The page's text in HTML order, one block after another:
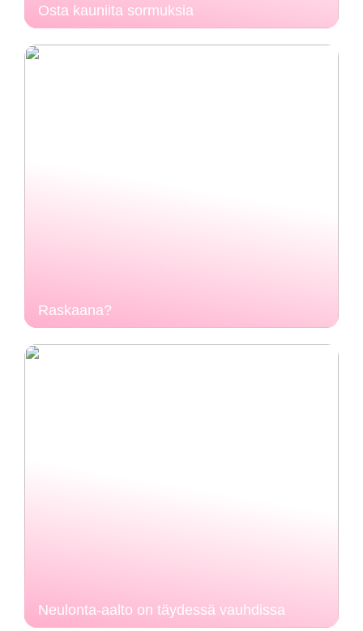
Osta kauniita sormuksia
Raskaana?
Neulonta-aalto on täydessä vauhdissa